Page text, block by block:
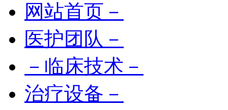
网站首页－
医护团队－
－临床技术－
治疗设备－